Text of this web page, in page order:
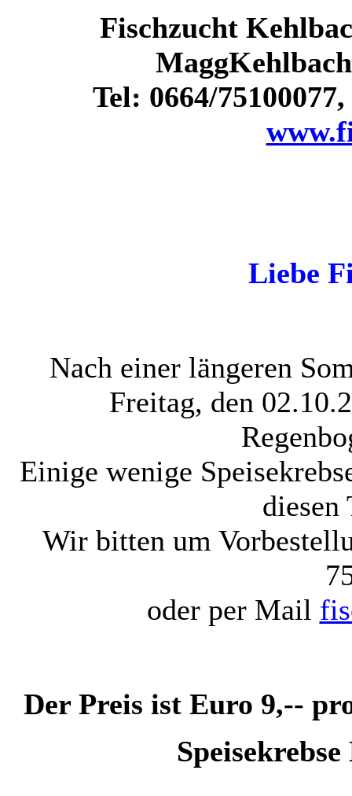
Fischzucht
Tel: 0664/75100077,
Liebe
Nach einer längeren
Freitag, den
Einige wenige
diesen
Wir bitten um
oder per Mail
Der Preis ist Euro 9,--